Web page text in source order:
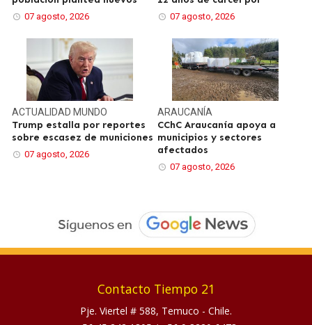
07 agosto, 2026 07 agosto, 2026
ACTUALIDAD MUNDO
Trump estalla por reportes
sobre escasez de municiones
07 agosto, 2026
ARAUCANÍA
CChC Araucanía apoya a
municipios y sectores
afectados
07 agosto, 2026
Contacto Tiempo 21
Pje. Viertel # 588, Temuco - Chile.